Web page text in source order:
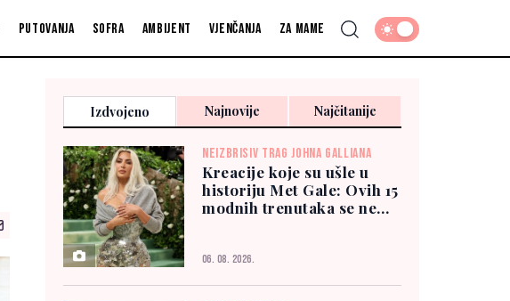
Putovanja Sofra Ambijent Vjenčanja Za mame
Izdvojeno Najnovije Najčitanije
NEIZBRISIV TRAG JOHNA GALLIANA
Kreacije koje su ušle u
historiju Met Gale: Ovih 15
modnih trenutaka se ne
06. 08. 2026.